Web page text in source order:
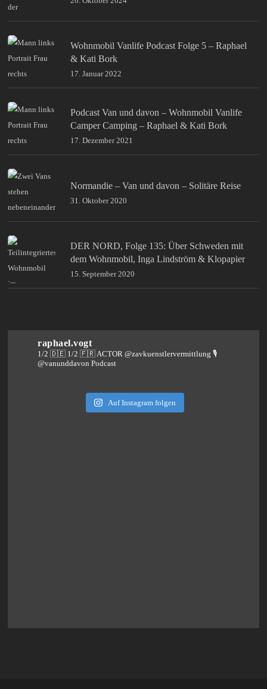
Wohnmobil Vanlife Podcast Folge 5 – Raphael
& Kati Bork
17. Januar 2022
Podcast Van und davon – Wohnmobil Vanlife
Camper Camping – Raphael & Kati Bork
17. Dezember 2021
Normandie – Van und davon – Solitäre Reise
31. Oktober 2020
DER NORD, Folge 135: Über Schweden mit
dem Wohnmobil, Inga Lindström & Klopapier
15. September 2020
raphael.vogt
1/2 🇩🇪 1/2 🇫🇷 ACTOR @zavkuenstlervermittlung🎙️
@vanunddavon Podcast
Auf Instagram folgen